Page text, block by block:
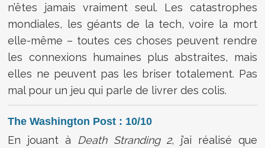
n’êtes jamais vraiment seul. Les catastrophes
mondiales, les géants de la tech, voire la mort
elle-même – toutes ces choses peuvent rendre
les connexions humaines plus abstraites, mais
elles ne peuvent pas les briser totalement. Pas
mal pour un jeu qui parle de livrer des colis.
The Washington Post : 10/10
En jouant à Death Stranding 2, j’ai réalisé que